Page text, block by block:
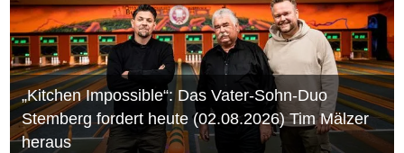
„Kitchen Impossible“: Das Vater-Sohn-Duo
Stemberg fordert heute (02.08.2026) Tim Mälzer
heraus